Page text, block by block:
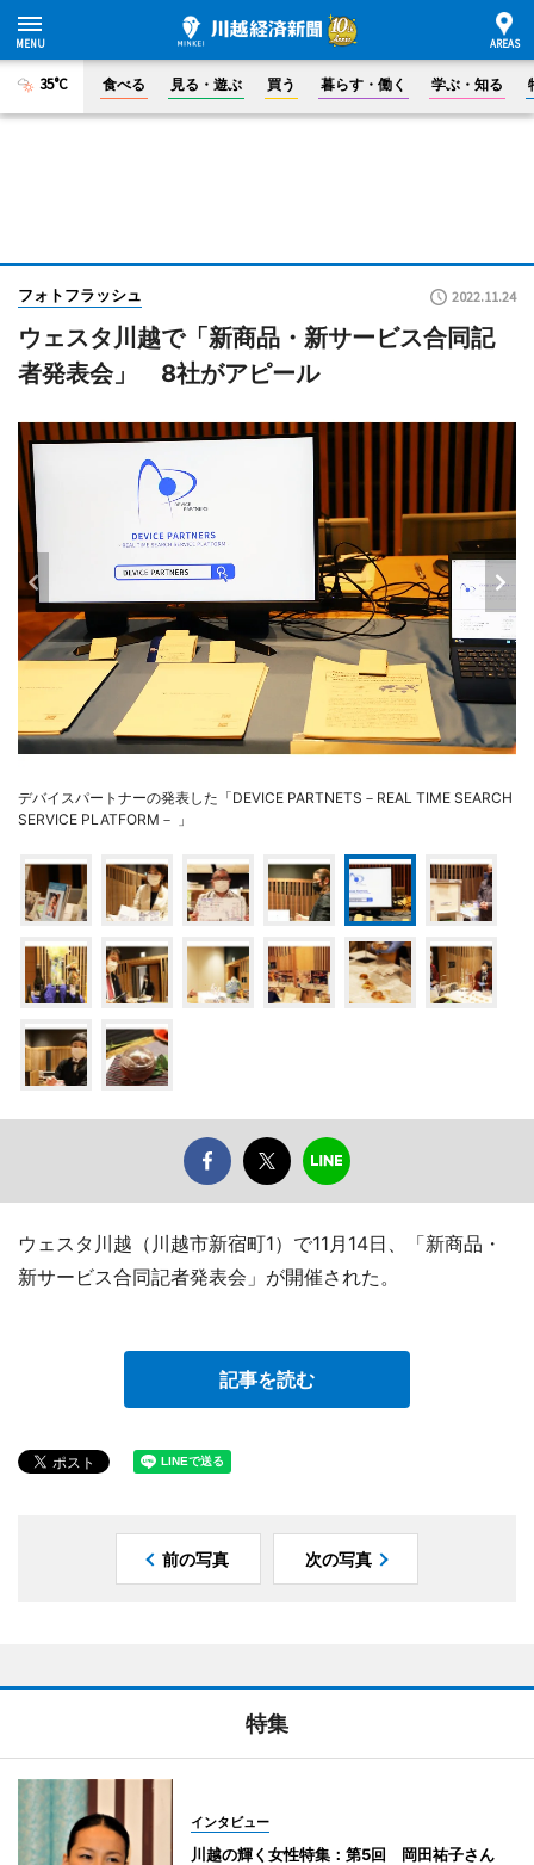
35°C 食べる 見る・遊ぶ 買う 暮らす・働く 学ぶ・知る
フォトフラッシュ 2022.11.24
ウェスタ川越で「新商品・新サービス合同記
者発表会」 8社がアピール
デバイスパートナーの発表した「DEVICE PARTNETS－REAL TIME SEARCH
SERVICE PLATFORM－ 」
ウェスタ川越（川越市新宿町1）で11月14日、「新商品・
新サービス合同記者発表会」が開催された。
記事を読む
前の写真 次の写真
特集
インタビュー
川越の輝く女性特集：第5回 岡田祐子さん